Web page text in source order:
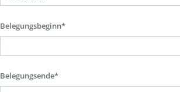
Belegungsbeginn*
Belegungsende*